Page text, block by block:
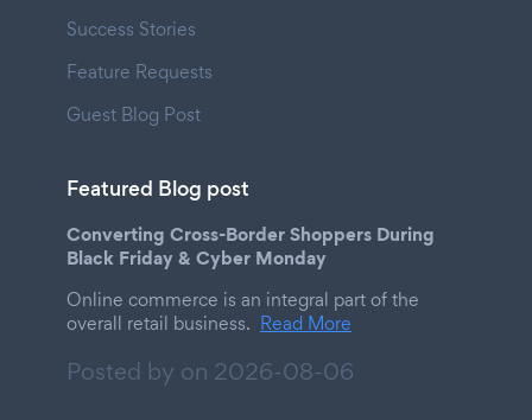
Success Stories
Feature Requests
Guest Blog Post
Featured Blog post
Converting Cross-Border Shoppers During
Black Friday & Cyber Monday
Online commerce is an integral part of the
overall retail business. Read More
Posted by on 2026-08-06